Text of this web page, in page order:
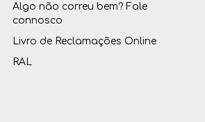
Algo não correu bem? Fale
connosco
Livro de Reclamações Online
RAL